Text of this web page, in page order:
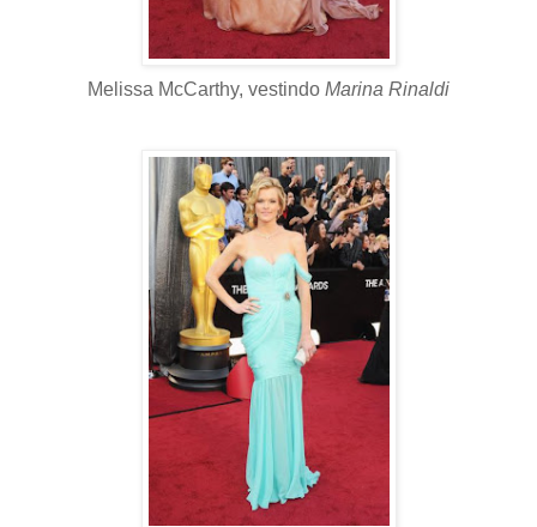
Melissa McCarthy, vestindo Marina Rinaldi